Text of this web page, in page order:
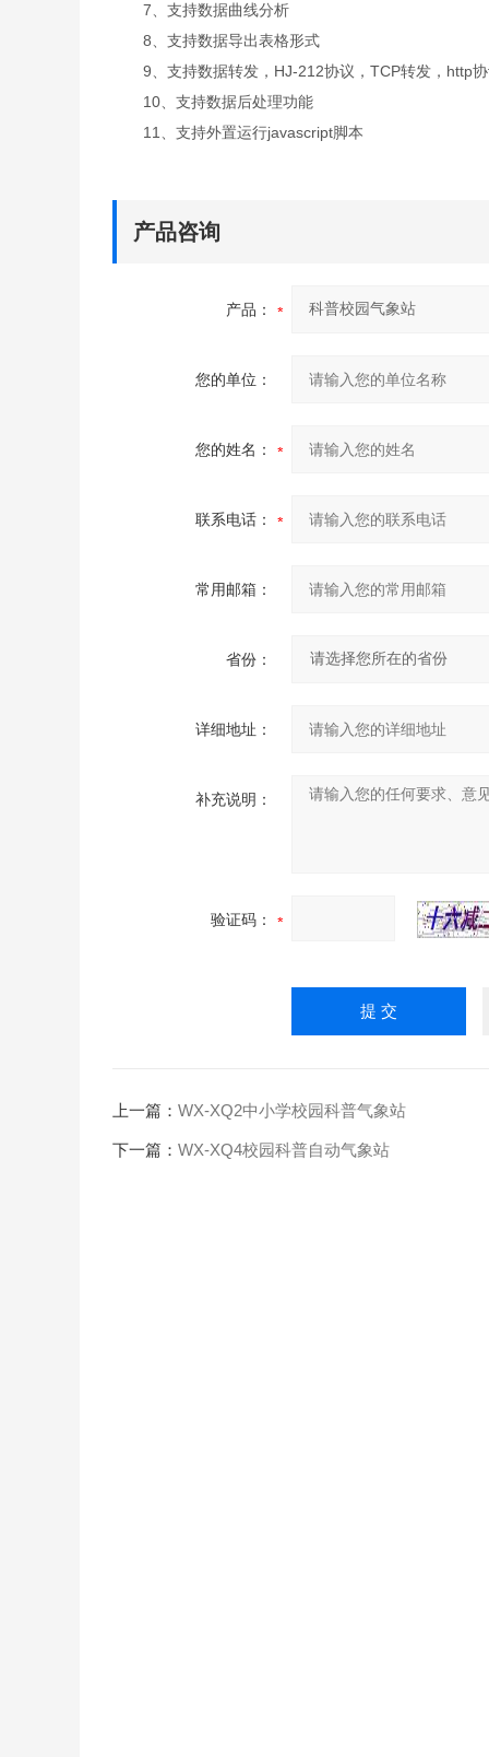
7、支持数据曲线分析
8、支持数据导出表格形式
9、支持数据转发，HJ-212协议，TCP转发，http协
10、支持数据后处理功能
11、支持外置运行javascript脚本
产品咨询
产品：
您的单位：
您的姓名：
联系电话：
常用邮箱：
省份：
详细地址：
补充说明：
验证码：
上一篇： WX-XQ2中小学校园科普气象站
下一篇： WX-XQ4校园科普自动气象站